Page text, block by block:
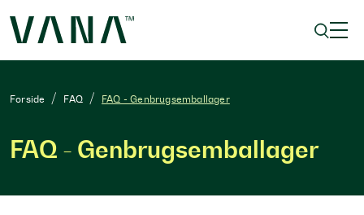
Forside FAQ FAQ - Genbrugsemballager
FAQ - Genbrugsemballager